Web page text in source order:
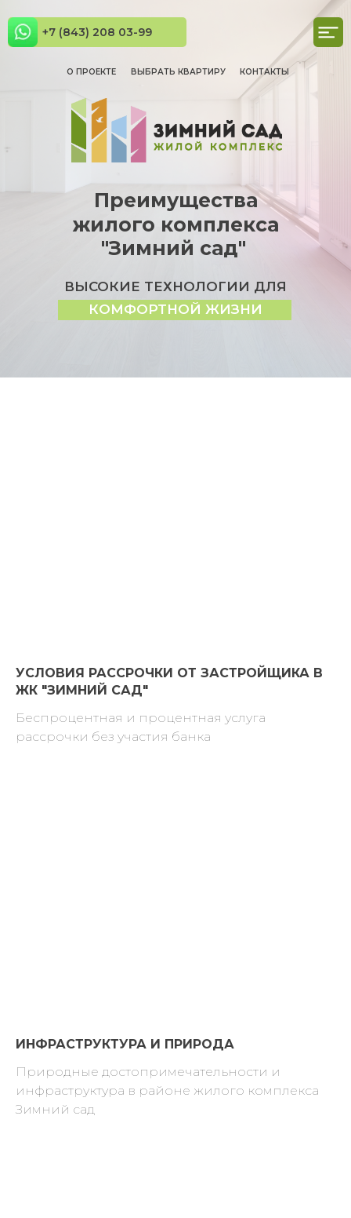
О ПРОЕКТЕ ВЫБРАТЬ КВАРТИРУ КОНТАКТЫ
+7 (843) 208 03-99
Преимущества
жилого комплекса
ВЫСОКИЕ ТЕХНОЛОГИИ ДЛЯ
КОМФОРТНОЙ ЖИЗНИ
"Зимний сад"
УСЛОВИЯ РАССРОЧКИ ОТ ЗАСТРОЙЩИКА В
ЖК "ЗИМНИЙ САД"
Беспроцентная и процентная услуга
рассрочки без участия банка
ИНФРАСТРУКТУРА И ПРИРОДА
Природные достопримечательности и
инфраструктура в районе жилого комплекса
Зимний сад